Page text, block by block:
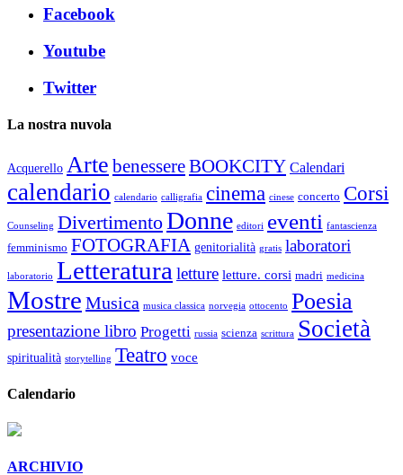
Facebook
Youtube
Twitter
La nostra nuvola
Acquerello Arte benessereBOOKCITY Calendari
calendario calendario calligrafia cinema cinese concerto Corsi
Counseling DivertimentoDonne editori eventi fantascienza
femminismo FOTOGRAFIA genitorialità gratis laboratori
laboratorio Letteratura letture letture. corsi madri medicina
Mostre Musica musica classica norvegia ottocento Poesia
presentazione libro Progetti russia scienza scrittura Società
spiritualità storytelling Teatro voce
Calendario
ARCHIVIO